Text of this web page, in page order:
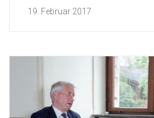
19. Februar 2017